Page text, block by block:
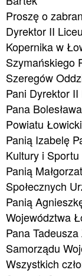
Proszę o
Dyrektor II
Kopernika w
Szymańskiego
Szeregów
Pani Dyrektor
Pana
Powiatu
Panią Izabelę
Kultury i
Panią
Społecznych
Panią
Województwa
Pana
Samorządu
Wszystkich